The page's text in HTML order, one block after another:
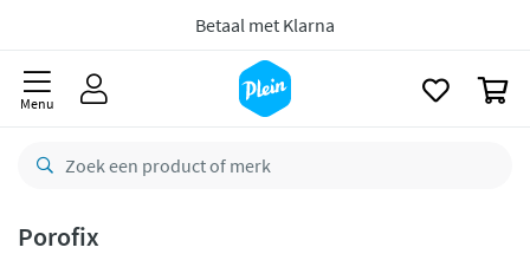
Betaal met Klarna
Menu
Porofix